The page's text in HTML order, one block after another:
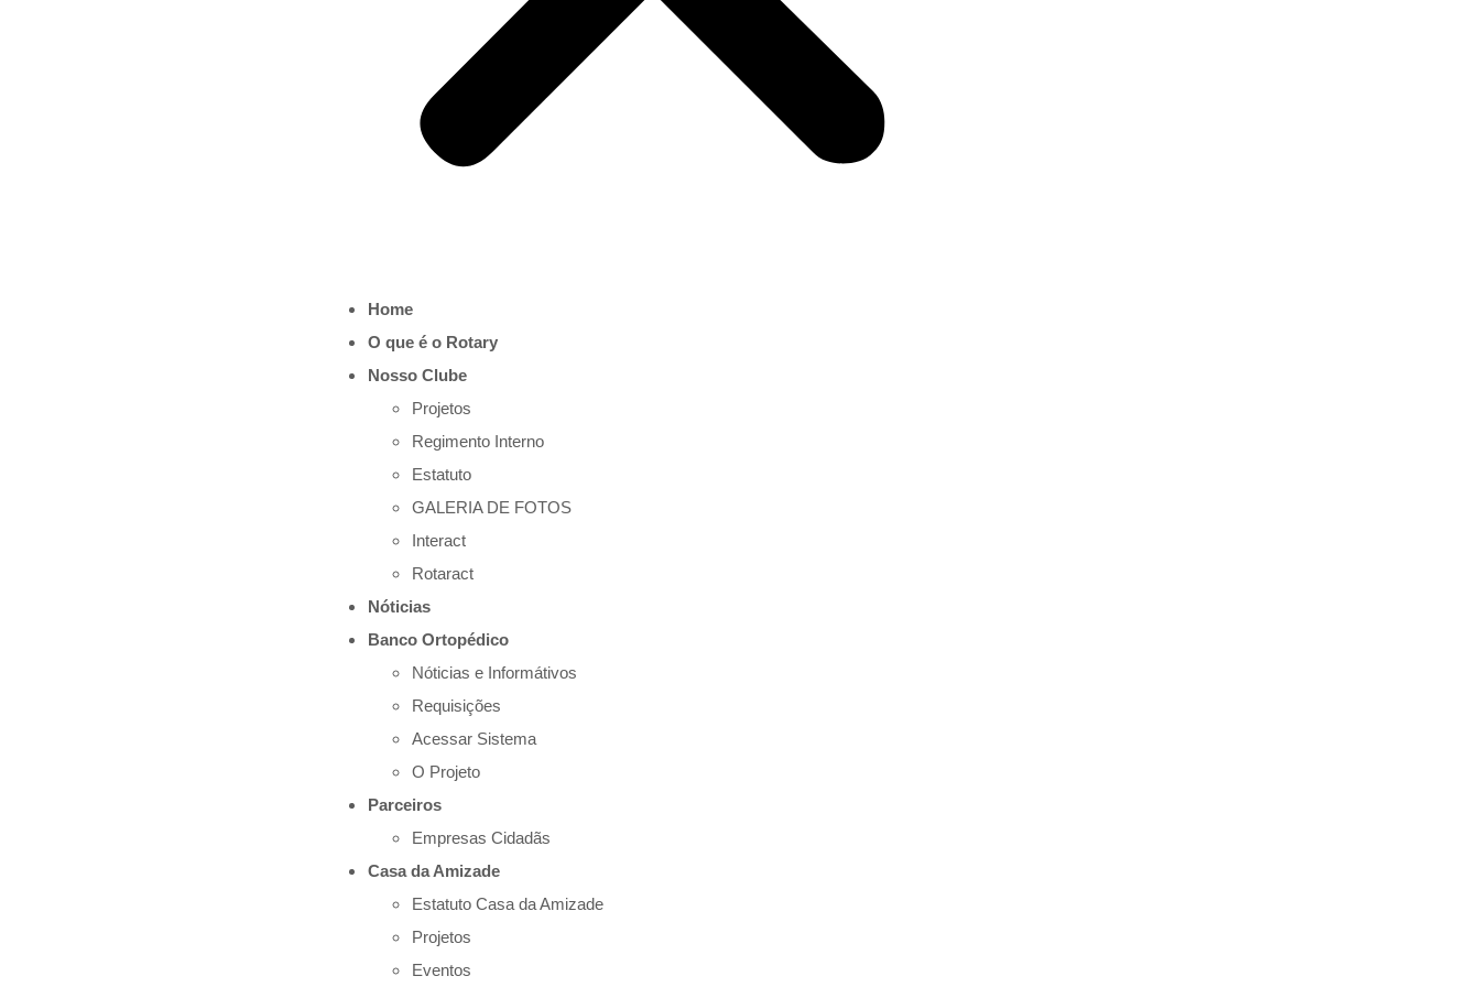
Home
O que é o Rotary
Nosso Clube
Projetos
Regimento Interno
Estatuto
GALERIA DE FOTOS
Interact
Rotaract
Nóticias
Banco Ortopédico
Nóticias e Informátivos
Requisições
Acessar Sistema
O Projeto
Parceiros
Empresas Cidadãs
Casa da Amizade
Estatuto Casa da Amizade
Projetos
Eventos
bairro Morretes, na cidade de Itapema,